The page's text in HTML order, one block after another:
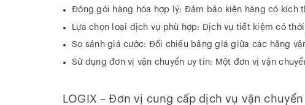
Đóng gói hàng hóa hợp lý: Đảm bảo kiện hàng có kích
Lựa chọn loại dịch vụ phù hợp: Dịch vụ tiết kiệm có
So sánh giá cước: Đối chiếu bảng giá giữa các hãng
Sử dụng đơn vị vận chuyển uy tín: Một đơn vị vận
LOGIX – Đơn vị cung cấp dịch vụ vận